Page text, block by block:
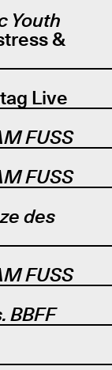
Youth
&
Live
FUSS
FUSS
des
FUSS
BBFF